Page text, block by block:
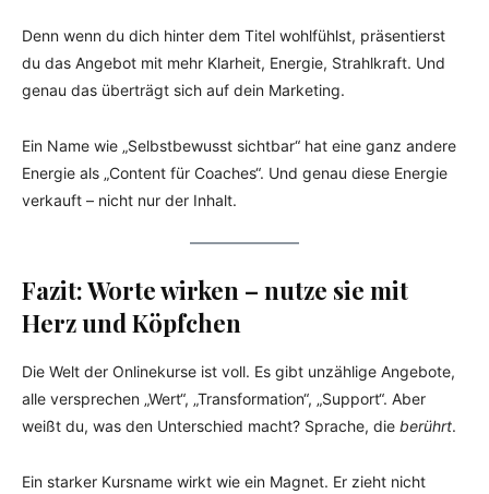
Denn wenn du dich hinter dem Titel wohlfühlst, präsentierst
du das Angebot mit mehr Klarheit, Energie, Strahlkraft. Und
genau das überträgt sich auf dein Marketing.
Ein Name wie „Selbstbewusst sichtbar“ hat eine ganz andere
Energie als „Content für Coaches“. Und genau diese Energie
verkauft – nicht nur der Inhalt.
Fazit: Worte wirken – nutze sie mit
Herz und Köpfchen
Die Welt der Onlinekurse ist voll. Es gibt unzählige Angebote,
alle versprechen „Wert“, „Transformation“, „Support“. Aber
weißt du, was den Unterschied macht? Sprache, die berührt.
Ein starker Kursname wirkt wie ein Magnet. Er zieht nicht